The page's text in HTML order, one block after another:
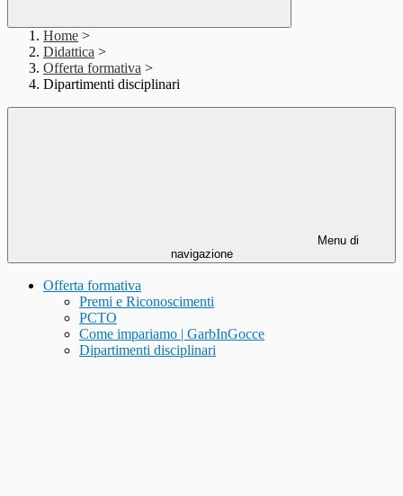
Home >
Didattica >
Offerta formativa >
Dipartimenti disciplinari
Menu di
navigazione
Offerta formativa
Premi e Riconoscimenti
PCTO
Come impariamo | GarbInGocce
Dipartimenti disciplinari